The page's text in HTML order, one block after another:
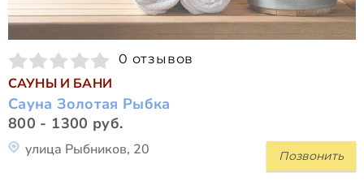
0 отзывов
САУНЫ И БАНИ
Сауна Золотая Рыбка
800 - 1300 руб.
Позвонить
улица Рыбников, 20